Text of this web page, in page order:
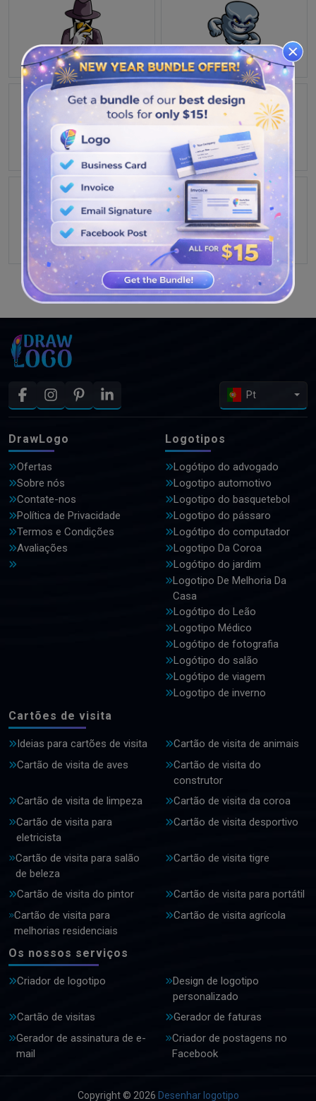
VEJA MAIS PROJETOS
Pt
DrawLogo
Ofertas
Sobre nós
Contate-nos
Política de Privacidade
Termos e Condições
Avaliações
Logotipos
Logótipo do advogado
Logotipo automotivo
Logotipo do basquetebol
Logotipo do pássaro
Logótipo do computador
Logotipo Da Coroa
Logótipo do jardim
Logotipo De Melhoria Da
Casa
Logótipo do Leão
Logotipo Médico
Logótipo de fotografia
Logótipo do salão
Logótipo de viagem
Logotipo de inverno
Cartões de visita
Ideias para cartões de visita
Cartão de visita de animais
Cartão de visita de aves
Cartão de visita do
construtor
Cartão de visita de limpeza
Cartão de visita da coroa
Cartão de visita para
eletricista
Cartão de visita desportivo
Cartão de visita para salão
de beleza
Cartão de visita tigre
Cartão de visita do pintor
Cartão de visita para portátil
Cartão de visita para
melhorias residenciais
Cartão de visita agrícola
Os nossos serviços
Criador de logotipo
Design de logotipo
personalizado
Cartão de visitas
Gerador de faturas
Gerador de assinatura de e-
mail
Criador de postagens no
Facebook
Copyright © 2026 Desenhar logotipo